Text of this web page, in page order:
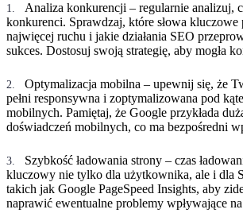
Analiza konkurencji – regularnie analizuj,
konkurenci. Sprawdzaj, które słowa kluczowe
najwięcej ruchu i jakie działania SEO
sukces. Dostosuj swoją strategię, aby mogła
Optymalizacja mobilna – upewnij się, że
pełni responsywna i zoptymalizowana pod
mobilnych. Pamiętaj, że Google przykłada
doświadczeń mobilnych, co ma bezpośredni
Szybkość ładowania strony – czas
kluczowy nie tylko dla użytkownika, ale i dla
takich jak Google PageSpeed Insights, aby
naprawić ewentualne problemy wpływające